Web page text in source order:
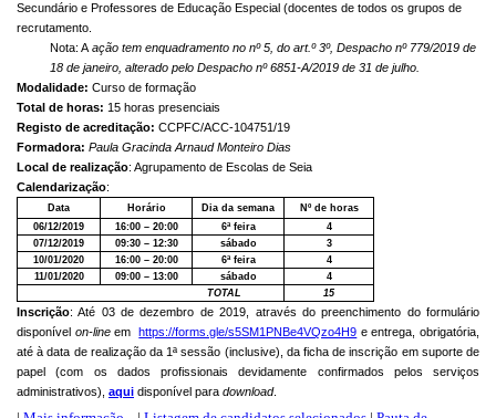
Secundário e Professores de Educação Especial (docentes de todos os grupos de
recrutamento.
Nota: A ação tem enquadramento no nº 5, do art.º 3º, Despacho nº 779/2019 de
18 de janeiro, alterado pelo Despacho nº 6851-A/2019 de 31 de julho.
Modalidade: Curso de formação
Total de horas: 15 horas presenciais
Registo de acreditação: CCPFC/ACC-104751/19
Formadora: Paula Gracinda Arnaud Monteiro Dias
Local de realização: Agrupamento de Escolas de Seia
Calendarização:
Data Horário Dia da semana
Nº de horas
06/12/2019
16:00 – 20:00 6ª feira
4
07/12/2019
09:30 – 12:30 sábado
3
10/01/2020
16:00 – 20:00 6ª feira
4
11/01/2020
09:00 – 13:00 sábado
4
TOTAL
15
Inscrição: Até 03 de dezembro de 2019, através do preenchimento do formulário
disponível on-lineem https://forms.gle/s5SM1PNBe4VQzo4H9 e entrega, obrigatória,
até à data de realização da 1ª sessão (inclusive), da ficha de inscrição em suporte de
papel (com os dados profissionais devidamente confirmados pelos serviços
administrativos), aqui disponível para download.